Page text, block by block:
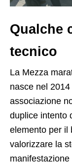
Qualche
tecnico
La Mezza
nasce nel
associazione
duplice intento
elemento per il
valorizzare la